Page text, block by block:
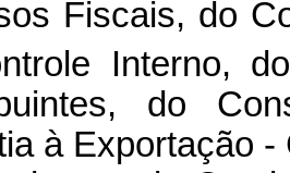
Fiscais, do
Interno,
do
à Exportação